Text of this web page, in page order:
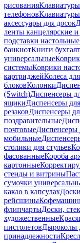
рисования
телефонов
аксессуары для досок
ленты канцелярские
подставки настольные
банкнотКниги
универсальные
системыКоврики
картриджейКолеса
блоковКолонки
(Switch)Диспенсеры
ящикиДиспенсеры
резаковДиспенсеры
поздравительные
почтовыеДиспенсеры
мобильные
столики для стульев
фасованныеКороба
картонные
стенды и витрины
сумочки
какао в капсулах
рейсшины
флипчартыДоски,
художественные
пистолетовДыроколы
принадлежности